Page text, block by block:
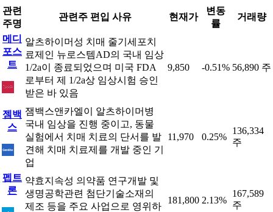
관련
주명
관련주 편입 사유 현재가
변동
률
거래량
메디
포스
트
알츠하이머성 치매 줄기세포치
료제인 뉴로스템AD의 국내 임상
1/2a이 종료되었으며 미국 FDA
로부터 제 1/2a상 임상시험 승인
받은 바 있음
9,850 -0.51% 56,890 주
젬백
스
잼백스앤카엘이 알츠하이머병
국내 임상을 진행 중이고, 동물
실험에서 치매 치료의 단서를 발
견해 치매 치료제를 개발 중인 기
업
11,970 0.25%
136,334
주
펩트
론
약효지속성 의약품 연구개발 및
생명공학관련 첨단기술소재의
제조 등을 주요 사업으로 영위하
181,800 2.13%
167,589
주